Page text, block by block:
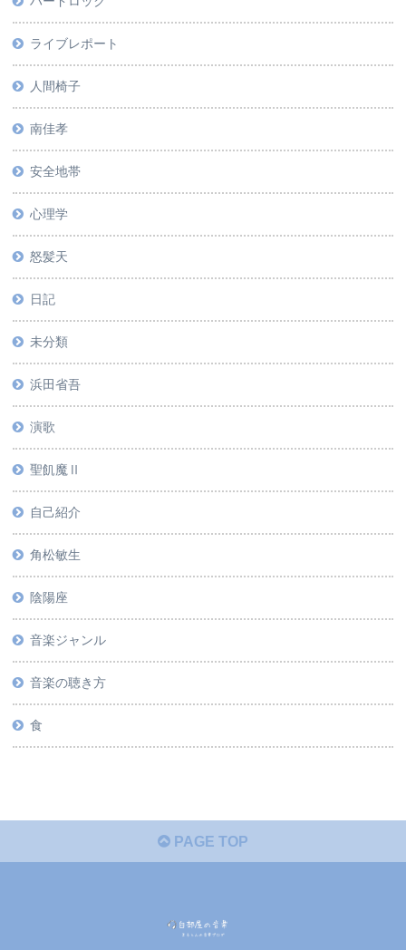
ライブレポート
人間椅子
南佳孝
安全地帯
心理学
怒髪天
日記
未分類
浜田省吾
演歌
聖飢魔Ⅱ
自己紹介
角松敏生
陰陽座
音楽ジャンル
音楽の聴き方
食
PAGE TOP